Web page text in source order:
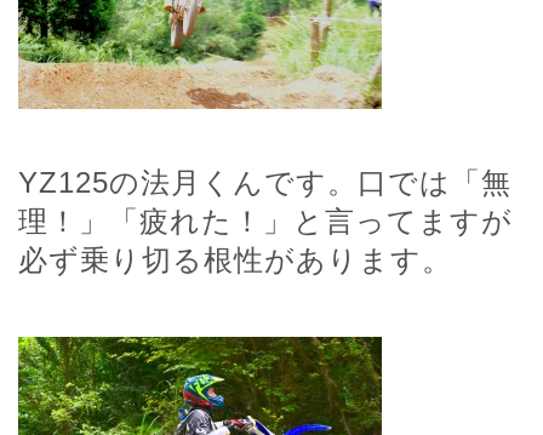
YZ125の法月くんです。口では「無
理！」「疲れた！」と言ってますが
必ず乗り切る根性があります。